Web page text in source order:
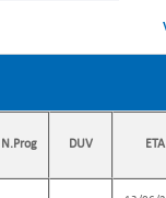
N.Prog DUV ETA